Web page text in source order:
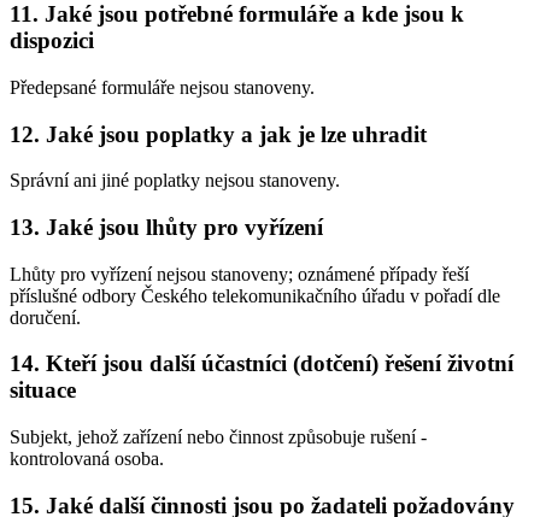
11. Jaké jsou potřebné formuláře a kde jsou k
dispozici
Předepsané formuláře nejsou stanoveny.
12. Jaké jsou poplatky a jak je lze uhradit
Správní ani jiné poplatky nejsou stanoveny.
13. Jaké jsou lhůty pro vyřízení
Lhůty pro vyřízení nejsou stanoveny; oznámené případy řeší
příslušné odbory Českého telekomunikačního úřadu v pořadí dle
doručení.
14. Kteří jsou další účastníci (dotčení) řešení životní
situace
Subjekt, jehož zařízení nebo činnost způsobuje rušení -
kontrolovaná osoba.
15. Jaké další činnosti jsou po žadateli požadovány